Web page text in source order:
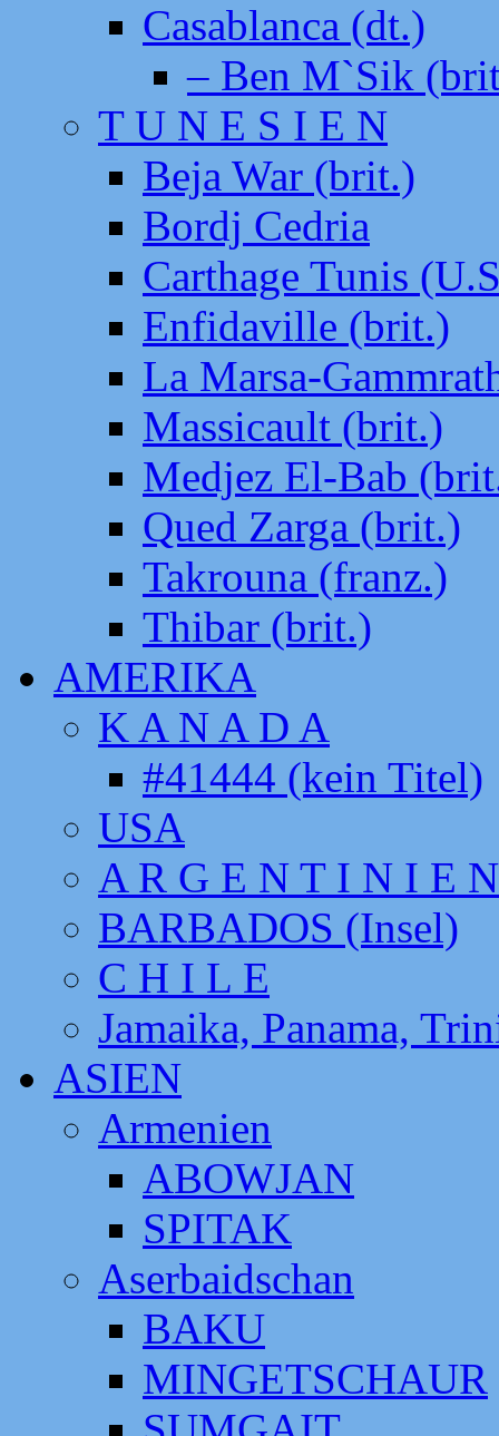
Casablanca (dt.)
– Ben M`Sik
T U N E S I E N
Beja War (brit.)
Bordj Cedria
Carthage Tunis
Enfidaville (brit.)
La Marsa-
Massicault (brit.)
Medjez El-Bab
Qued Zarga (brit.)
Takrouna (franz.)
Thibar (brit.)
AMERIKA
K A N A D A
#41444 (kein Titel)
USA
A R G E N T I N I E N
BARBADOS (Insel)
C H I L E
Jamaika, Panama,
ASIEN
Armenien
ABOWJAN
SPITAK
Aserbaidschan
BAKU
MINGETSCHAUR